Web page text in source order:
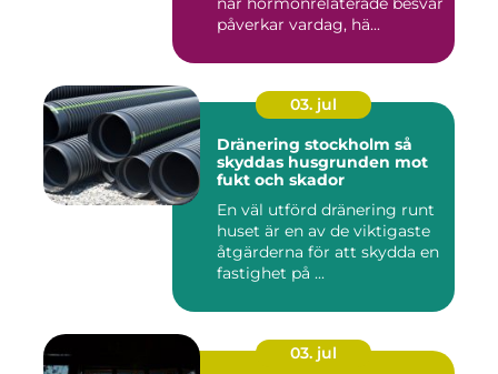
påverkar vardag, hä...
03. jul
Dränering stockholm så
skyddas husgrunden mot
fukt och skador
En väl utförd dränering runt
huset är en av de viktigaste
åtgärderna för att skydda en
fastighet på ...
03. jul